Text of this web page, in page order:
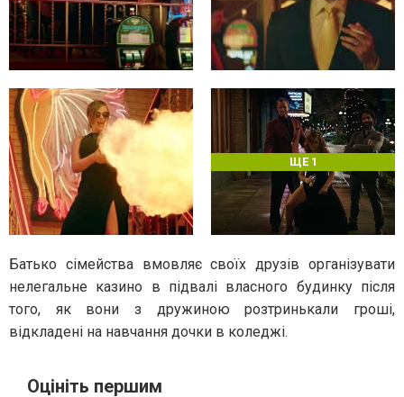
ЩЕ 1
Батько сімейства вмовляє своїх друзів організувати
нелегальне казино в підвалі власного будинку після
того, як вони з дружиною розтринькали гроші,
відкладені на навчання дочки в коледжі.
Оцініть першим